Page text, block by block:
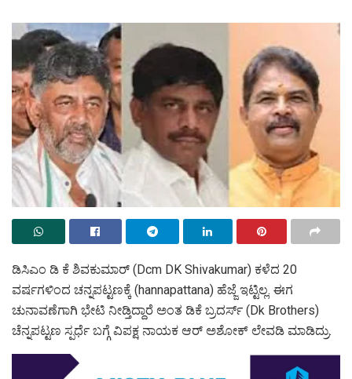
ಡಿಸಿಎಂ ಡಿ ಕೆ ಶಿವಕುಮಾರ್ (Dcm DK Shivakumar) ಕಳೆದ 20
ವರ್ಷಗಳಿಂದ ಚನ್ನಪಟ್ಟಣಕ್ಕೆ (hannapattana) ಹೆಜ್ಜೆ ಇಟ್ಟಿಲ್ಲ. ಈಗ
ಚುನಾವಣೆಗಾಗಿ ಭೇಟಿ ನೀಡ್ತಿದ್ದಾರೆ ಅಂತ ಡಿಕೆ ಬ್ರದರ್ಸ್ (Dk Brothers)
ಚೆನ್ನಪಟ್ಟಣ ಸ್ಪರ್ಧೆ ಬಗ್ಗೆ ವಿಪಕ್ಷ ನಾಯಕ ಆರ್ ಅಶೋಕ್ ಲೇವಡಿ ಮಾಡಿದ್ರು.